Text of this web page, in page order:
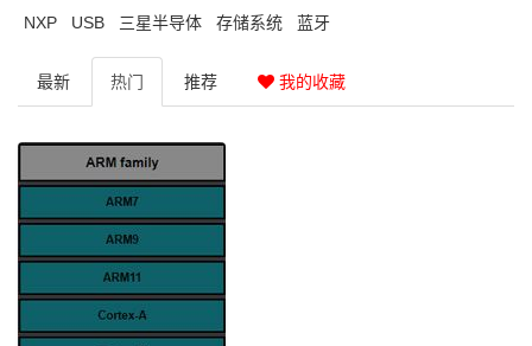
NXP
USB 三星半导体 存储系统 蓝牙
最新 热门 推荐 我的收藏